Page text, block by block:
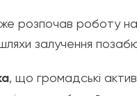
розпочав роботу
залучення
, що громадські